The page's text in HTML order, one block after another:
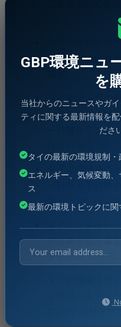
タイ化学物質規
カー担当者勉強
タイ環境法令の
トデスクおよび
ー共催セミナー
タイの環境法令
強会、2019年4
タイの化学品安
済産業省委託事
ア・プノンペン）
イサポートデス
GBP環境ニュ
を
当社からのニュースやガ
ティに関する最新情報を
ださ
タイの最新の環境規制・
エネルギー、気候変動
ス
最新の環境トピックに